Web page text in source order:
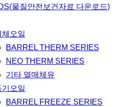
물질안전보건자료 다운로드)
체오일
BARREL THERM SERIES
NEO THERM SERIES
기타 열매체유
기오일
BARREL FREEZE SERIES